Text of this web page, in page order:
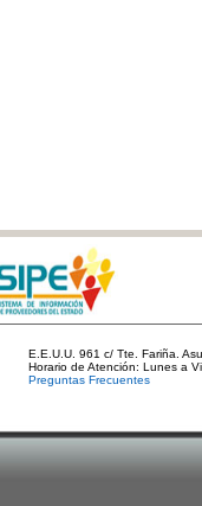
E.E.U.U. 961 c/ Tte. Fariña.
Horario de Atención: Lunes a
Preguntas Frecuentes